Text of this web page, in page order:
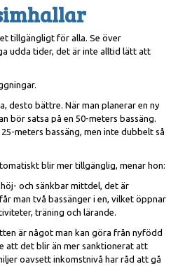
tillgängligt för alla. Se över
udda tider, det är inte alltid lätt att
desto bättre. När man planerar en ny
bör satsa på en 50-meters bassäng.
meters bassäng, men inte dubbelt så
blir mer tillgänglig, menar hon:
och sänkbar mittdel, det är
man två bassänger i en, vilket öppnar
träning och lärande.
är något man kan göra från nyfödd
att det blir än mer sanktionerat att
oavsett inkomstnivå har råd att gå